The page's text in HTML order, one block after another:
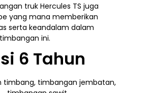
truk Hercules TS juga
yang mana memberikan
serta keandalam dalam
ini.
6 Tahun